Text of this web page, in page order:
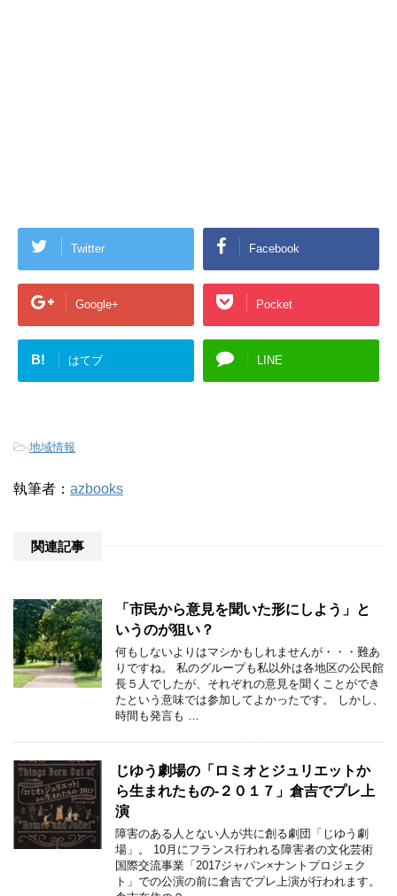
Twitter Facebook
Google+ Pocket
B! はてブ LINE
-地域情報
執筆者： azbooks
関連記事
「市民から意見を聞いた形にしよう」と
いうのが狙い？
何もしないよりはマシかもしれませんが・・・難あ
りですね。 私のグループも私以外は各地区の公民館
長５人でしたが、それぞれの意見を聞くことができ
たという意味では参加してよかったです。 しかし、
時間も発言も …
じゆう劇場の「ロミオとジュリエットか
ら生まれたもの-２０１７」倉吉でプレ上
演
障害のある人とない人が共に創る劇団「じゆう劇
場」。 10月にフランス行われる障害者の文化芸術
国際交流事業「2017ジャパン×ナントプロジェク
ト」での公演の前に倉吉でプレ上演が行われます。